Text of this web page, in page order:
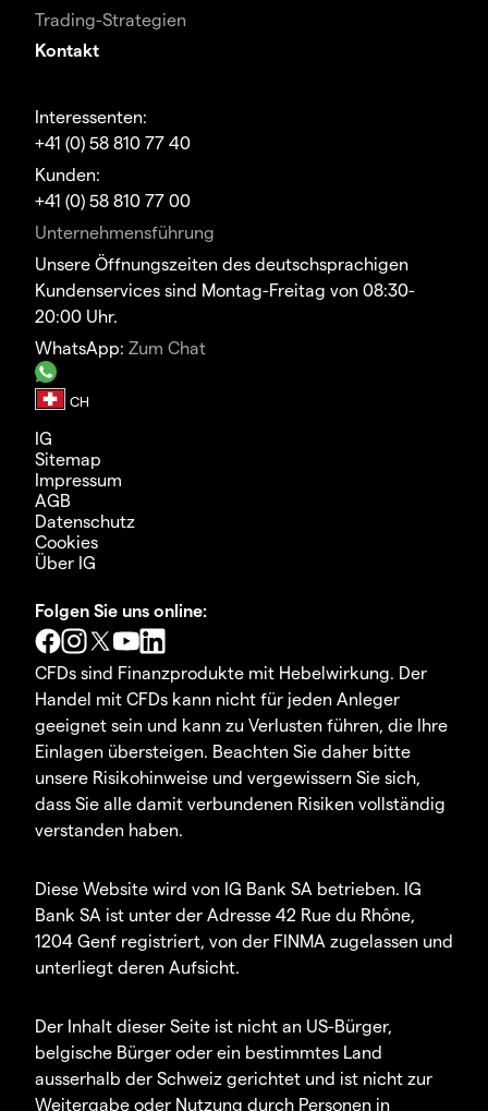
Trading-Strategien
Kontakt
Interessenten:
+41 (0) 58 810 77 40
Kunden:
+41 (0) 58 810 77 00
Unternehmensführung
Unsere Öffnungszeiten des deutschsprachigen
Kundenservices sind Montag-Freitag von 08:30-
20:00 Uhr.
WhatsApp: Zum Chat
IG
Sitemap
Impressum
AGB
Datenschutz
Cookies
Über IG
Folgen Sie uns online:
CFDs sind Finanzprodukte mit Hebelwirkung. Der
Handel mit CFDs kann nicht für jeden Anleger
geeignet sein und kann zu Verlusten führen, die Ihre
Einlagen übersteigen. Beachten Sie daher bitte
unsere Risikohinweise und vergewissern Sie sich,
dass Sie alle damit verbundenen Risiken vollständig
verstanden haben.
Diese Website wird von IG Bank SA betrieben. IG
Bank SA ist unter der Adresse 42 Rue du Rhône,
1204 Genf registriert, von der FINMA zugelassen und
unterliegt deren Aufsicht.
Der Inhalt dieser Seite ist nicht an US-Bürger,
belgische Bürger oder ein bestimmtes Land
ausserhalb der Schweiz gerichtet und ist nicht zur
Weitergabe oder Nutzung durch Personen in